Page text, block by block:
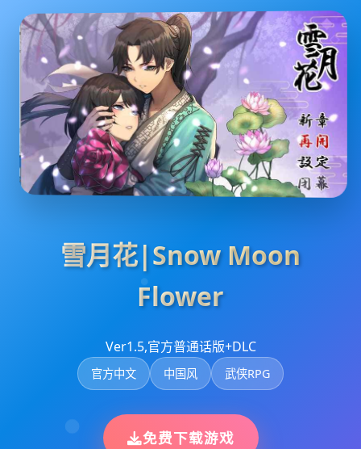
雪月花|Snow Moon
Flower
Ver1.5,官方普通话版+DLC
官方中文 中国风 武侠RPG
免费下载游戏